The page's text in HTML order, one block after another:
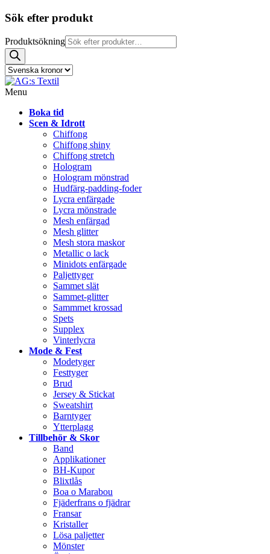
Sök efter produkt
Produktsökning
Menu
Boka tid
Scen & Idrott
Chiffong
Chiffong shiny
Chiffong stretch
Hologram
Hologram mönstrad
Hudfärg-padding-foder
Lycra enfärgade
Lycra mönstrade
Mesh enfärgad
Mesh glitter
Mesh stora maskor
Metallic o lack
Minidots enfärgade
Paljettyger
Sammet slät
Sammet-glitter
Sammmet krossad
Spets
Supplex
Vinterlycra
Mode & Fest
Modetyger
Festtyger
Brud
Jersey & Stickat
Sweatshirt
Barntyger
Ytterplagg
Tillbehör & Skor
Band
Applikationer
BH-Kupor
Blixtlås
Boa o Marabou
Fjäderfrans o fjädrar
Fransar
Kristaller
Lösa paljetter
Mönster